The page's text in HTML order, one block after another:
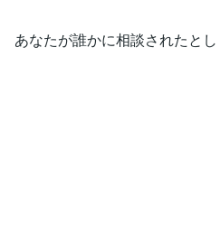
あなたが誰かに相談されたとし